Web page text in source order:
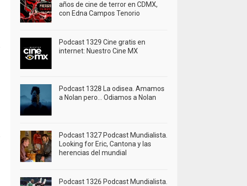
años de cine de terror en CDMX,
con Edna Campos Tenorio
Podcast 1329 Cine gratis en
internet: Nuestro Cine MX
Podcast 1328 La odisea. Amamos
a Nolan pero… Odiamos a Nolan
Podcast 1327 Podcast Mundialista.
Looking for Eric, Cantona y las
herencias del mundial
Podcast 1326 Podcast Mundialista.